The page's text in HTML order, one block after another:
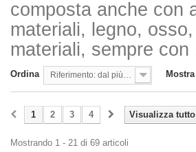
composta anche con
materiali, legno,
materiali, sempre con
Ordina Mostra
Visualizza tutto
1 2 3 4
Mostrando 1 - 21 di 69 articoli